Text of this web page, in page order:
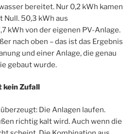
bereitet. Nur 0,2 kWh kamen
Null. 50,3 kWh aus
kWh von der eigenen PV-Anlage.
nach oben – das ist das Ergebnis
und einer Anlage, die genau
gebaut wurde.
kein Zufall
Die Anlagen laufen.
richtig kalt wird. Auch wenn die